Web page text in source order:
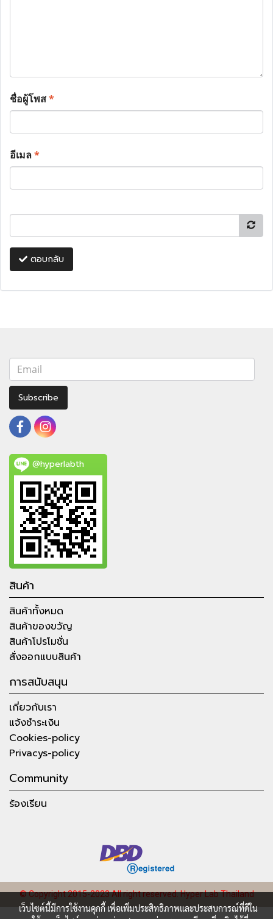
ชื่อผู้โพส*
อีเมล*
ตอบกลับ
Subscribe
@hyperlabth
สินค้า
สินค้าทั้งหมด
สินค้าของขวัญ
สินค้าโปรโมชั่น
สั่งออกแบบสินค้า
การสนับสนุน
เกี่ยวกับเรา
แจ้งชำระเงิน
Cookies-policy
Privacys-policy
Community
ร้องเรียน
© Copyright 2015-2023 All right reserved.Hyper Lab Thailand
เว็บไซต์นี้มีการใช้งานคุกกี้ เพื่อเพิ่มประสิทธิภาพและประสบการณ์ที่ดีใน